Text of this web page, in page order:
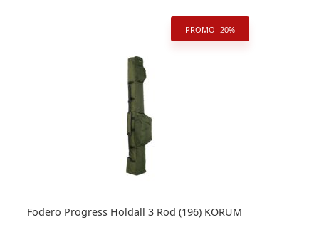
185,00€. 148,00€.
PROMO -20%
Fodero Progress Holdall 3 Rod (196) KORUM